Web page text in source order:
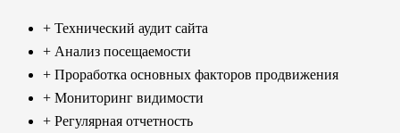
+ Технический аудит сайта
+ Анализ посещаемости
+ Проработка основных факторов продвижения
+ Мониторинг видимости
+ Регулярная отчетность